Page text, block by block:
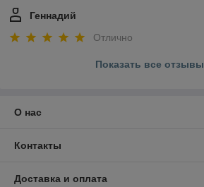
Геннадий
Отлично
Показать все отзывы
О нас
Контакты
Доставка и оплата